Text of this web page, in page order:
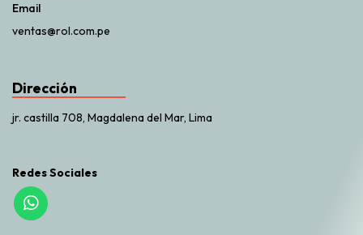
Email
ventas@rol.com.pe
Dirección
jr. castilla 708, Magdalena del Mar, Lima
Redes Sociales